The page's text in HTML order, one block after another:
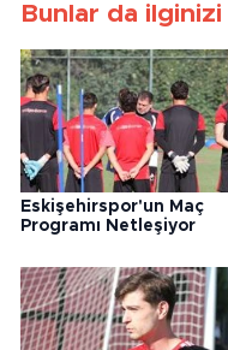
Bunlar da
Eskişehirspor'un Maç
Programı Netleşiyor